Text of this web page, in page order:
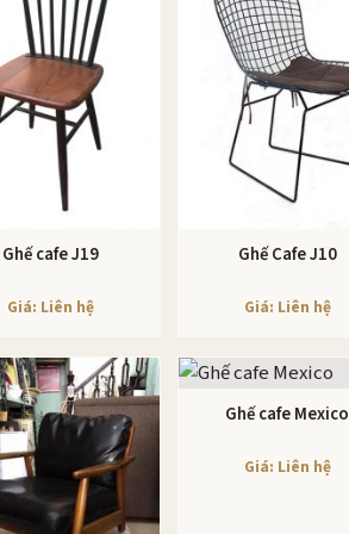
XEM CHI TIẾT
Ghế cafe J19
Giá: Liên hệ
XEM CHI TIẾT
Ghế Cafe J10
Giá: Liên hệ
XEM CHI TIẾT
Ghế cafe Mexico
Giá: Liên hệ